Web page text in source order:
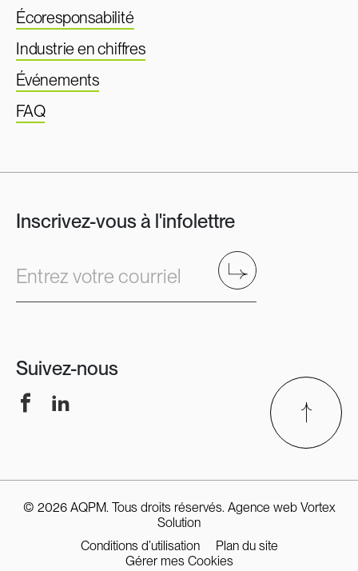
Écoresponsabilité
Industrie en chiffres
Événements
FAQ
Inscrivez-vous à l'infolettre
Entrez votre courriel Envoyer
Suivez-nous
FacebookLinkedIn
© 2026 AQPM. Tous droits réservés. Agence web Vortex
Solution
Conditions d’utilisation
Plan du site
Gérer mes Cookies